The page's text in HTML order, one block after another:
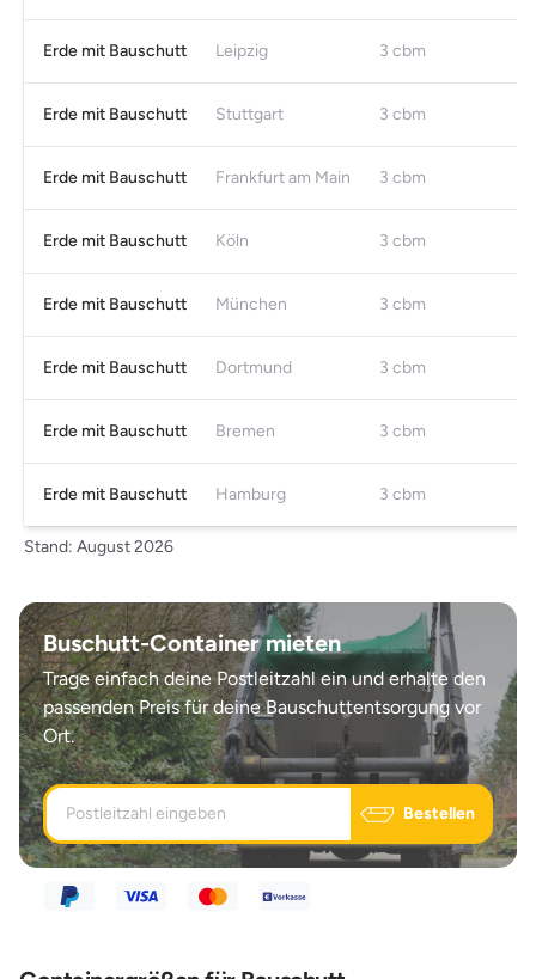
Erde mit Bauschutt Leipzig 3 cbm
Erde mit Bauschutt Stuttgart 3 cbm
Erde mit Bauschutt Frankfurt am Main 3 cbm
Erde mit Bauschutt Köln 3 cbm
Erde mit Bauschutt München 3 cbm
Erde mit Bauschutt Dortmund 3 cbm
Erde mit Bauschutt Bremen 3 cbm
Erde mit Bauschutt Hamburg 3 cbm
Stand: August 2026
Buschutt-Container mieten
Trage einfach deine Postleitzahl ein und erhalte den
passenden Preis für deine Bauschuttentsorgung vor
Ort.
Bestellen